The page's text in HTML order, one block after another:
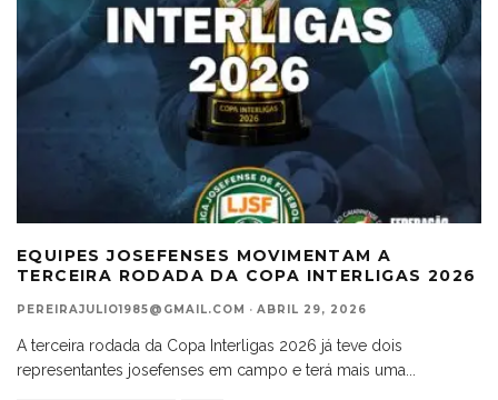
EQUIPES JOSEFENSES MOVIMENTAM A
TERCEIRA RODADA DA COPA INTERLIGAS 2026
PEREIRAJULIO1985@GMAIL.COM · ABRIL 29, 2026
A terceira rodada da Copa Interligas 2026 já teve dois
representantes josefenses em campo e terá mais uma